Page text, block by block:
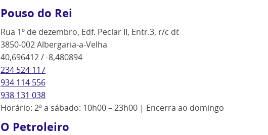
Pouso do Rei
Rua 1º de dezembro, Edf. Peclar II, Entr.3, r/c dt
3850-002 Albergaria-a-Velha
40,696412 / -8,480894
234 524 117
934 114 556
938 131 038
Horário: 2ª a sábado: 10h00 – 23h00 | Encerra ao domingo
O Petroleiro